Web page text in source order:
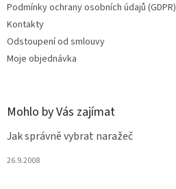
Podmínky ochrany osobních údajů (GDPR)
Kontakty
Odstoupení od smlouvy
Moje objednávka
Mohlo by Vás zajímat
Jak správně vybrat naražeč
26.9.2008